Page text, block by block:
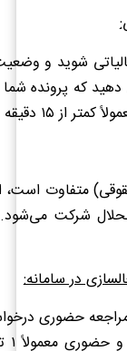
شوید و
که پرونده شما
زمان می‌برد.
متفاوت است،
شرکت
در سامانه:
مراجعه حضوری